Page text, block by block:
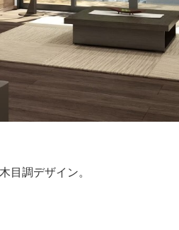
目調デザイン。